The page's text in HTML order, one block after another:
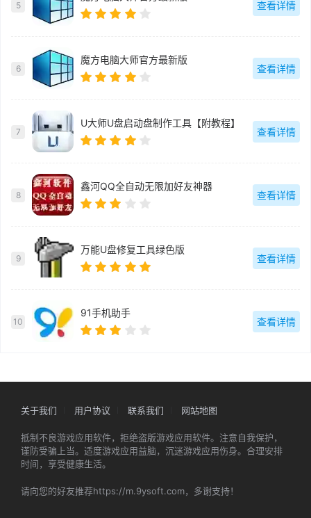
5 查看详情
6
魔方电脑大师官方最新版
查看详情
7
U大师U盘启动盘制作工具【附教程】
查看详情
8
鑫河QQ全自动无限加好友神器
查看详情
9
万能U盘修复工具绿色版
查看详情
10
91手机助手
查看详情
关于我们 用户协议 联系我们 网站地图
抵制不良游戏应用软件，拒绝盗版游戏应用软件。注意自我保护，
谨防受骗上当。适度游戏应用益脑，沉迷游戏应用伤身。合理安排
时间，享受健康生活。
请向您的好友推荐https://m.9ysoft.com，多谢支持！